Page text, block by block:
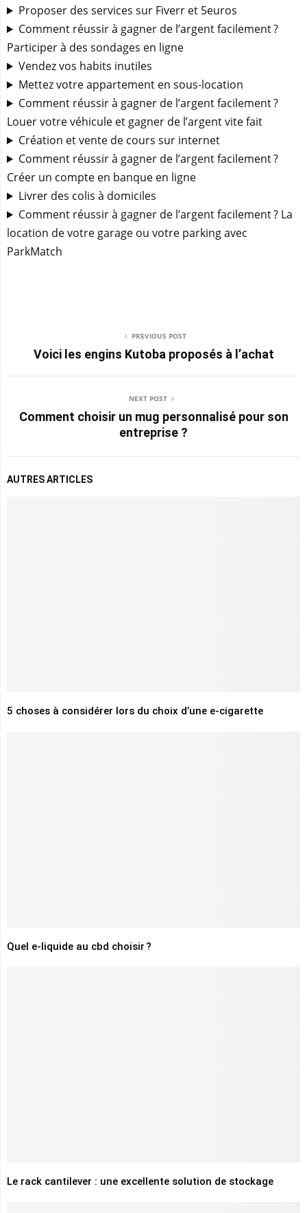
Proposer des services sur Fiverr et 5euros
Comment réussir à gagner de l’argent facilement ?
Participer à des sondages en ligne
Vendez vos habits inutiles
Mettez votre appartement en sous-location
Comment réussir à gagner de l’argent facilement ?
Louer votre véhicule et gagner de l’argent vite fait
Création et vente de cours sur internet
Comment réussir à gagner de l’argent facilement ?
Créer un compte en banque en ligne
Livrer des colis à domiciles
Comment réussir à gagner de l’argent facilement ? La
location de votre garage ou votre parking avec
ParkMatch
PREVIOUS POST
Voici les engins Kutoba proposés à l’achat
NEXT POST
Comment choisir un mug personnalisé pour son
entreprise ?
AUTRES ARTICLES
5 choses à considérer lors du choix d’une e-cigarette
Quel e-liquide au cbd choisir ?
Le rack cantilever : une excellente solution de stockage